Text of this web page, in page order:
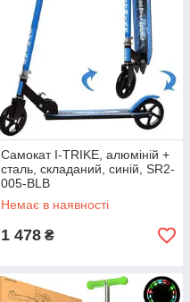
Самокат I-TRIKE, алюміній +
сталь, складаний, синій, SR2-
005-BLB
Немає в наявності
1 478 ₴